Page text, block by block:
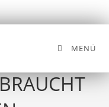
MENÜ